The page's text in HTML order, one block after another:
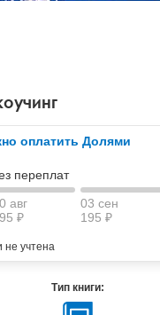
психотерапии
гипноз и
психоанализ
оплатить Долями
переплат
авг
₽
03 сен
195 ₽
не учтена
Тип книги: